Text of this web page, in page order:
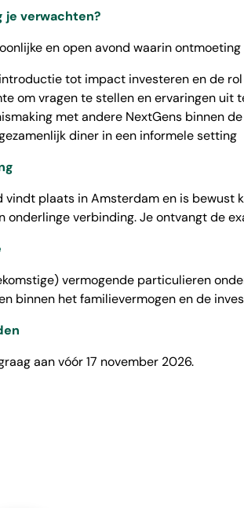
je verwachten?
en open avond waarin
tot impact investeren en de rol
om vragen te stellen en ervaringen uit
met andere NextGens binnen
diner in een informele setting
vindt plaats in Amsterdam en is bewust
onderlinge verbinding. Je ontvangt de
vermogende particulieren
binnen het familievermogen en de
aan vóór 17 november 2026.